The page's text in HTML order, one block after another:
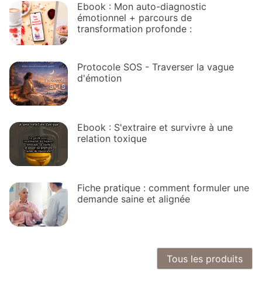
Ebook : Mon auto-diagnostic
émotionnel + parcours de
transformation profonde :
Protocole SOS - Traverser la vague
d'émotion
Ebook : S'extraire et survivre à une
relation toxique
Fiche pratique : comment formuler une
demande saine et alignée
Tous les produits